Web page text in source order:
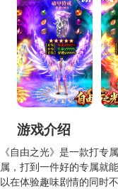
游戏介绍
《自由之光》是一款打专
属，打到一件好的专属就
以在体验趣味剧情的同时